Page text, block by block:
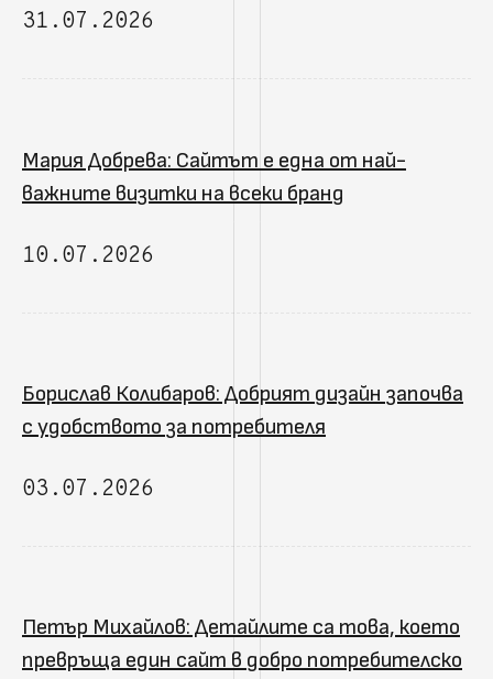
31.07.2026
Мария Добрева: Сайтът е една от най-
важните визитки на всеки бранд
10.07.2026
Борислав Колибаров: Добрият дизайн започва
с удобството за потребителя
03.07.2026
Петър Михайлов: Детайлите са това, което
превръща един сайт в добро потребителско